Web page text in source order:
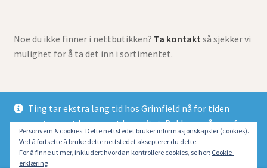
Noe du ikke finner i nettbutikken? Ta kontakt så sjekker vi
mulighet for å ta det inn i sortimentet.
© Grimfield Games 2026
Bygget med Storefront og WooCommerce.
Ting tar ekstra lang tid hos Grimfield nå for tiden
grunnet meget begrenset kapasitet. Beklager så mye for
at alle dessverre må belage seg på lang ventetid.
Fjern
Personvern & cookies: Dette nettstedet bruker informasjonskapsler (cookies).
Ved å fortsette å bruke dette nettstedet aksepterer du dette.
For å finne ut mer, inkludert hvordan kontrollere cookies, se her: Cookie-
erklæring